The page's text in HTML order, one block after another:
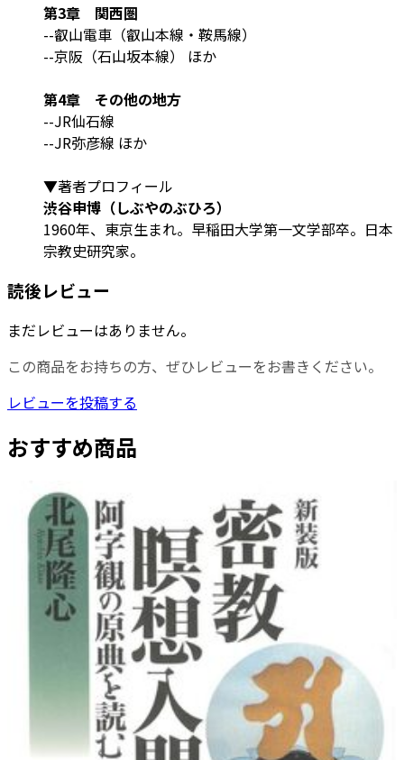
第3章 関西圏
--叡山電車（叡山本線・鞍馬線）
--京阪（石山坂本線） ほか
第4章 その他の地方
--JR仙石線
--JR弥彦線 ほか
▼著者プロフィール
渋谷申博（しぶやのぶひろ）
1960年、東京生まれ。早稲田大学第一文学部卒。日本
宗教史研究家。
読後レビュー
まだレビューはありません。
この商品をお持ちの方、ぜひレビューをお書きください。
レビューを投稿する
おすすめ商品